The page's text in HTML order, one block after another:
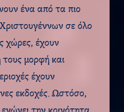
ένα από τα πιο
σε όλο
χώρες, έχουν
τους μορφή και
έχουν
εκδοχές. Ωστόσο,